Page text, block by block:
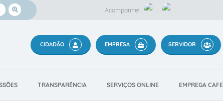
Acompanhe!
CIDADÃO EMPRESA SERVIDOR
TRANSPARÊNCIA SERVIÇOS ONLINE EMPREGA